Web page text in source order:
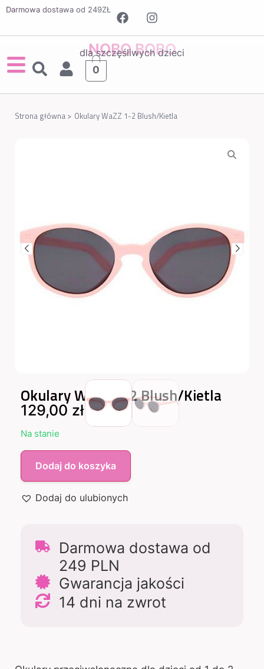
Darmowa dostawa od 249ZŁ
NOBO BOBO
dla szczęśliwych dzieci
0
Strona główna > Okulary WaZZ 1-2 Blush/Kietla
Okulary WaZZ 1-2 Blush/Kietla
129,00 zł
Na stanie
Dodaj do koszyka
Dodaj do ulubionych
Darmowa dostawa od
249 PLN
Gwarancja jakości
14 dni na zwrot